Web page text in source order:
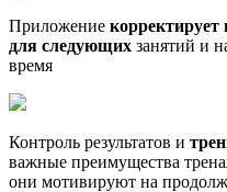
Приложение корректирует
для следующих занятий и
время
Контроль результатов и
важные преимущества
они мотивируют на